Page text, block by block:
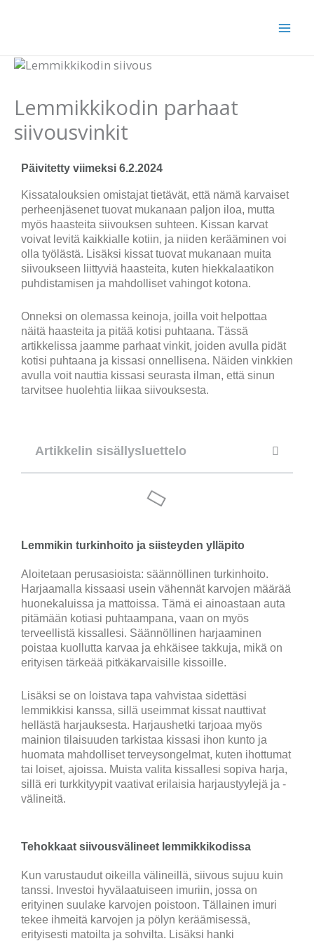
Lemmikkikodin parhaat
siivousvinkit
Päivitetty viimeksi 6.2.2024
Kissatalouksien omistajat tietävät, että nämä karvaiset
perheenjäsenet tuovat mukanaan paljon iloa, mutta
myös haasteita siivouksen suhteen. Kissan karvat
voivat levitä kaikkialle kotiin, ja niiden kerääminen voi
olla työlästä. Lisäksi kissat tuovat mukanaan muita
siivoukseen liittyviä haasteita, kuten hiekkalaatikon
puhdistamisen ja mahdolliset vahingot kotona.
Onneksi on olemassa keinoja, joilla voit helpottaa
näitä haasteita ja pitää kotisi puhtaana. Tässä
artikkelissa jaamme parhaat vinkit, joiden avulla pidät
kotisi puhtaana ja kissasi onnellisena. Näiden vinkkien
avulla voit nauttia kissasi seurasta ilman, että sinun
tarvitsee huolehtia liikaa siivouksesta.
Artikkelin sisällysluettelo
Lemmikin turkinhoito ja siisteyden ylläpito
Aloitetaan perusasioista: säännöllinen turkinhoito.
Harjaamalla kissaasi usein vähennät karvojen määrää
huonekaluissa ja mattoissa. Tämä ei ainoastaan auta
pitämään kotiasi puhtaampana, vaan on myös
terveellistä kissallesi. Säännöllinen harjaaminen
poistaa kuollutta karvaa ja ehkäisee takkuja, mikä on
erityisen tärkeää pitkäkarvaisille kissoille.
Lisäksi se on loistava tapa vahvistaa sidettäsi
lemmikkisi kanssa, sillä useimmat kissat nauttivat
hellästä harjauksesta. Harjaushetki tarjoaa myös
mainion tilaisuuden tarkistaa kissasi ihon kunto ja
huomata mahdolliset terveysongelmat, kuten ihottumat
tai loiset, ajoissa. Muista valita kissallesi sopiva harja,
sillä eri turkkityypit vaativat erilaisia harjaustyylejä ja -
välineitä.
Tehokkaat siivousvälineet lemmikkikodissa
Kun varustaudut oikeilla välineillä, siivous sujuu kuin
tanssi. Investoi hyvälaatuiseen imuriin, jossa on
erityinen suulake karvojen poistoon. Tällainen imuri
tekee ihmeitä karvojen ja pölyn keräämisessä,
erityisesti matoilta ja sohvilta. Lisäksi hanki